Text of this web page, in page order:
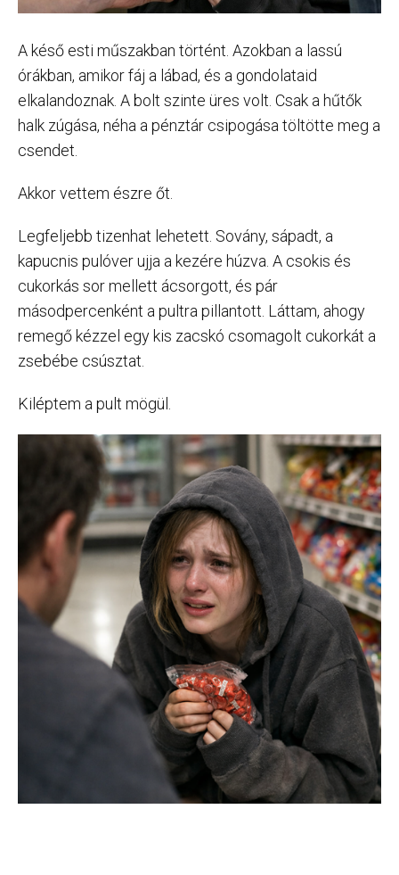
A késő esti műszakban történt. Azokban a lassú
órákban, amikor fáj a lábad, és a gondolataid
elkalandoznak. A bolt szinte üres volt. Csak a hűtők
halk zúgása, néha a pénztár csipogása töltötte meg a
csendet.
Akkor vettem észre őt.
Legfeljebb tizenhat lehetett. Sovány, sápadt, a
kapucnis pulóver ujja a kezére húzva. A csokis és
cukorkás sor mellett ácsorgott, és pár
másodpercenként a pultra pillantott. Láttam, ahogy
remegő kézzel egy kis zacskó csomagolt cukorkát a
zsebébe csúsztat.
Kiléptem a pult mögül.